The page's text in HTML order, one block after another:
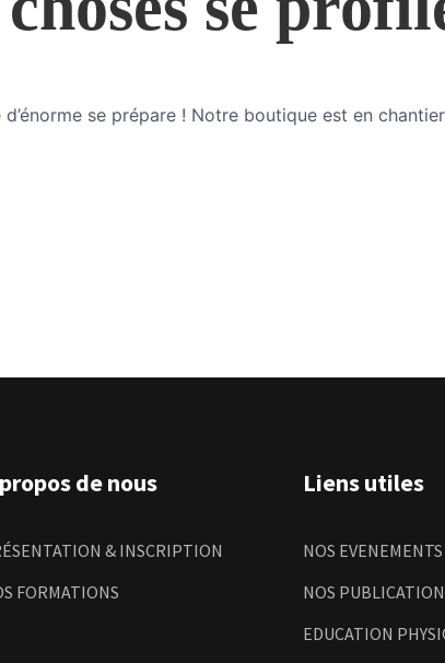
d’énorme se prépare ! Notre boutique est en
de nous
& INSCRIPTION
FORMATIONS
Liens utiles
NOS EVENEMENTS
NOS
EDUCATION